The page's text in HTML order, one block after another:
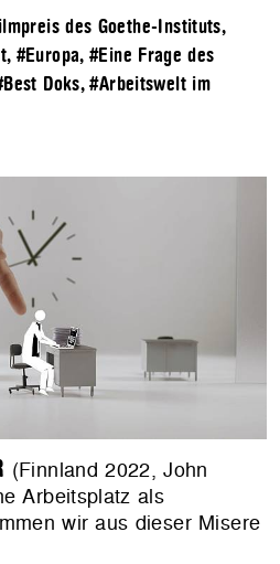
des Goethe-Instituts,
, #Europa, #Eine Frage des
Doks,#Arbeitswelt im
(Finnland 2022, John
Arbeitsplatz als
wir aus dieser Misere